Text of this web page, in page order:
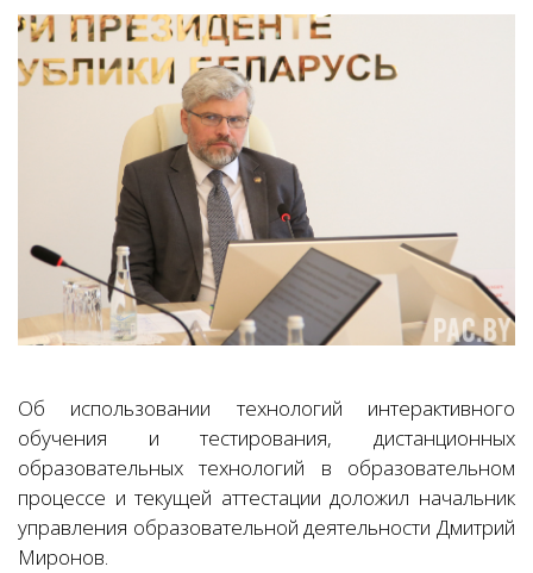
Об использовании технологий интерактивного
обучения и тестирования, дистанционных
образовательных технологий в образовательном
процессе и текущей аттестации доложил начальник
управления образовательной деятельности Дмитрий
Миронов.